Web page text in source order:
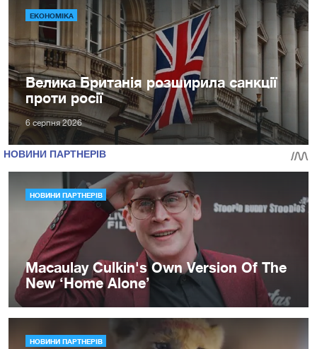
ЕКОНОМІКА
Велика Британія розширила санкції
проти росії
6 серпня 2026